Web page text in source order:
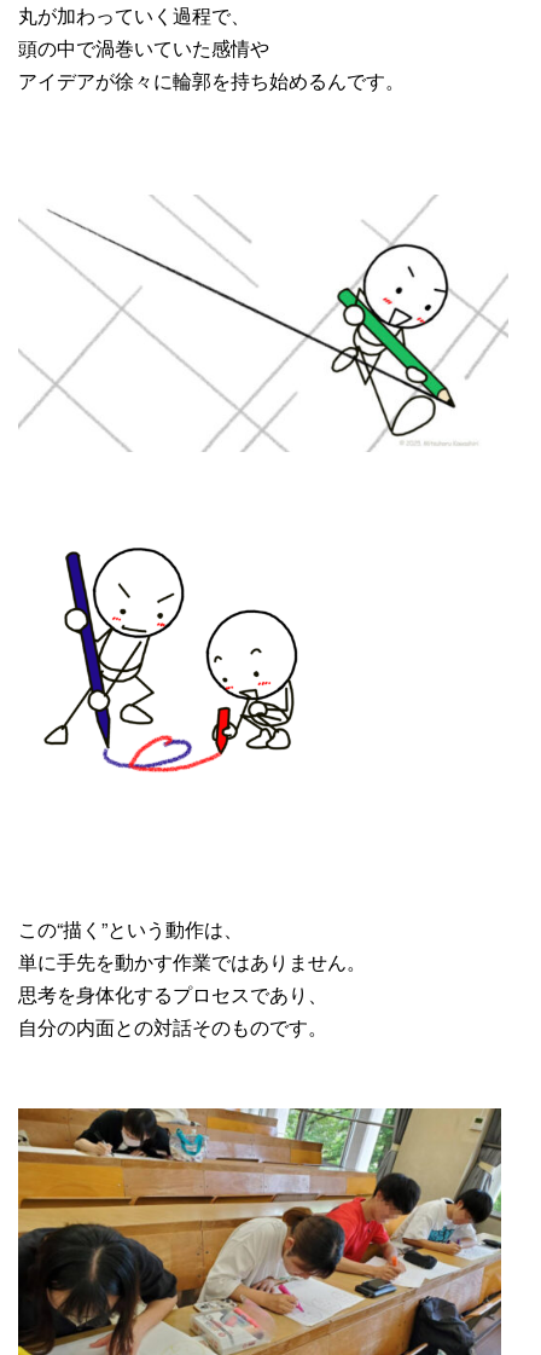
丸が加わっていく過程で、
頭の中で渦巻いていた感情や
アイデアが徐々に輪郭を持ち始めるんです。
この“描く”という動作は、
単に手先を動かす作業ではありません。
思考を身体化するプロセスであり、
自分の内面との対話そのものです。